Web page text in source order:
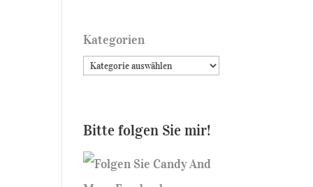
Kategorien
Bitte folgen Sie mir!